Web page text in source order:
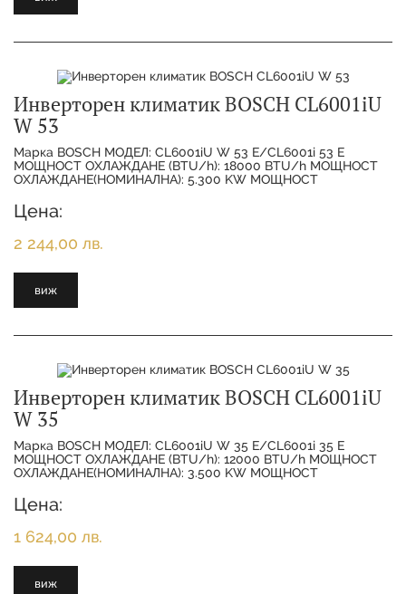
Инверторен климатик BOSCH CL6001iU
W 53
Марка BOSCH МОДЕЛ: CL6001iU W 53 E/CL6001i 53 E
МОЩНОСТ ОХЛАЖДАНЕ (BTU/h): 18000 BTU/h МОЩНОСТ
ОХЛАЖДАНЕ(НОМИНАЛНА): 5.300 KW МОЩНОСТ
Цена:
2 244,00 лв.
виж
Инверторен климатик BOSCH CL6001iU
W 35
Марка BOSCH МОДЕЛ: CL6001iU W 35 E/CL6001i 35 E
МОЩНОСТ ОХЛАЖДАНЕ (BTU/h): 12000 BTU/h МОЩНОСТ
ОХЛАЖДАНЕ(НОМИНАЛНА): 3.500 KW МОЩНОСТ
Цена:
1 624,00 лв.
виж